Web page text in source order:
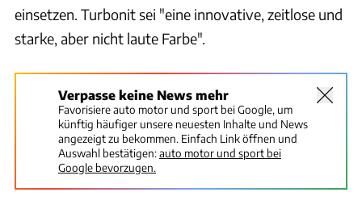
einsetzen. Turbonit sei "eine innovative, zeitlose und
starke, aber nicht laute Farbe".
Verpasse keine News mehr
Favorisiere auto motor und sport bei Google, um
künftig häufiger unsere neuesten Inhalte und News
angezeigt zu bekommen. Einfach Link öffnen und
Auswahl bestätigen:auto motor und sport bei
Google bevorzugen.